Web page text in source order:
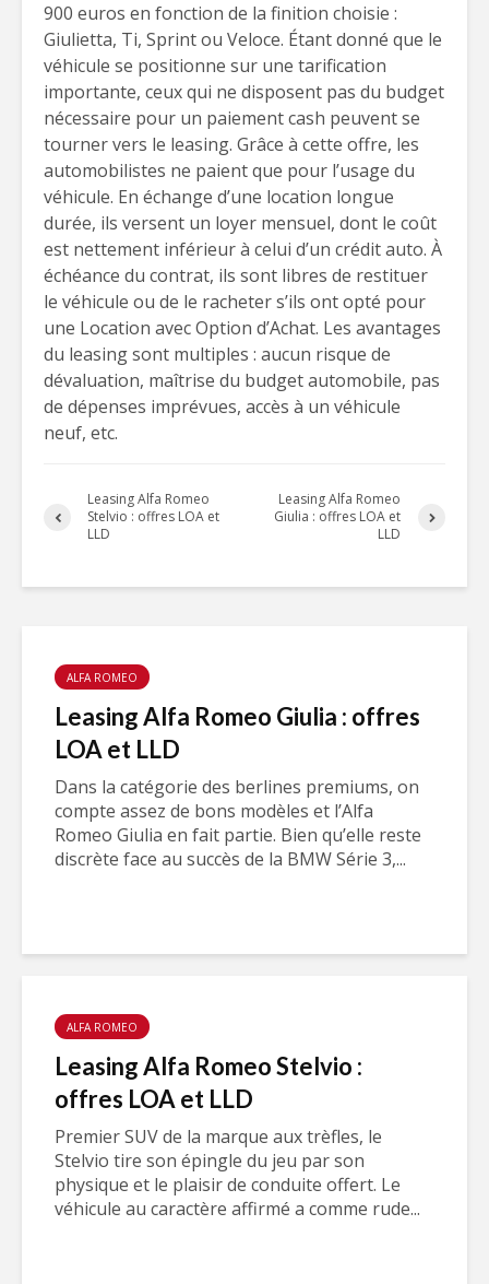
900 euros en fonction de la finition choisie :
Giulietta, Ti, Sprint ou Veloce. Étant donné que le
véhicule se positionne sur une tarification
importante, ceux qui ne disposent pas du budget
nécessaire pour un paiement cash peuvent se
tourner vers le leasing. Grâce à cette offre, les
automobilistes ne paient que pour l’usage du
véhicule. En échange d’une location longue
durée, ils versent un loyer mensuel, dont le coût
est nettement inférieur à celui d’un crédit auto. À
échéance du contrat, ils sont libres de restituer
le véhicule ou de le racheter s’ils ont opté pour
une Location avec Option d’Achat. Les avantages
du leasing sont multiples : aucun risque de
dévaluation, maîtrise du budget automobile, pas
de dépenses imprévues, accès à un véhicule
neuf, etc.
Leasing Alfa Romeo
Stelvio : offres LOA et
LLD
Leasing Alfa Romeo
Giulia : offres LOA et
LLD
ALFA ROMEO
Leasing Alfa Romeo Giulia : offres
LOA et LLD
Dans la catégorie des berlines premiums, on
compte assez de bons modèles et l’Alfa
Romeo Giulia en fait partie. Bien qu’elle reste
discrète face au succès de la BMW Série 3,...
ALFA ROMEO
Leasing Alfa Romeo Stelvio :
offres LOA et LLD
Premier SUV de la marque aux trèfles, le
Stelvio tire son épingle du jeu par son
physique et le plaisir de conduite offert. Le
véhicule au caractère affirmé a comme rude...